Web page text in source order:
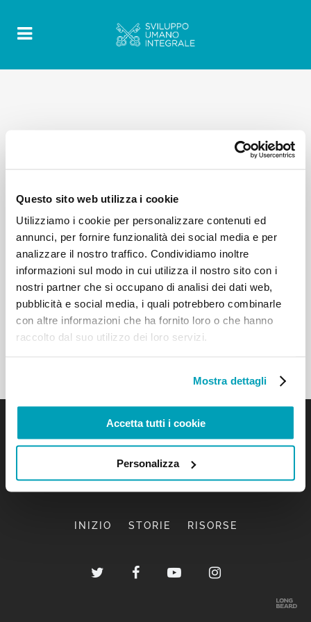
Questo sito web utilizza i cookie
Utilizziamo i cookie per personalizzare contenuti ed
annunci, per fornire funzionalità dei social media e per
analizzare il nostro traffico. Condividiamo inoltre
informazioni sul modo in cui utilizza il nostro sito con i
nostri partner che si occupano di analisi dei dati web,
pubblicità e social media, i quali potrebbero combinarle
con altre informazioni che ha fornito loro o che hanno
raccolto dal suo utilizzo dei loro servizi.
Mostra dettagli
Accetta tutti i cookie
Personalizza
INIZIO STORIE RISORSE